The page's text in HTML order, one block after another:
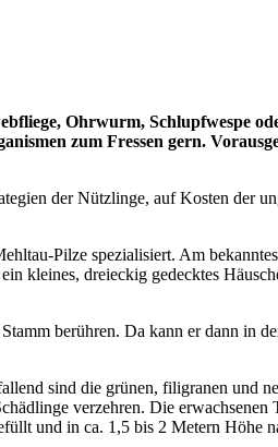
Ohrwurm, Schlupfwespe
zum Fressen gern.
der Nützlinge, auf Kosten der
Pilze spezialisiert. Am
kleines, dreieckig gedecktes
berühren. Da kann er dann in
sind die grünen, filigranen und
verzehren. Die erwachsenen
und in ca. 1,5 bis 2 Metern Höhe